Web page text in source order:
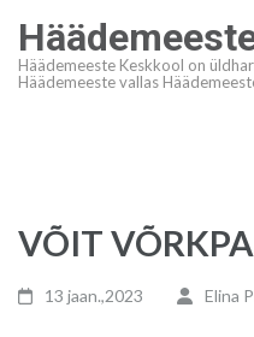
content
Häädemeeste Keskkool on
Häädemeeste vallas
VÕIT
13 jaan.,2023 Elina